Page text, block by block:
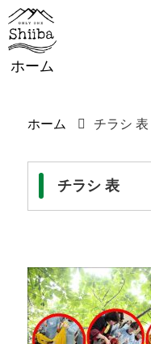
ホーム
ホーム チラシ 表
チラシ 表